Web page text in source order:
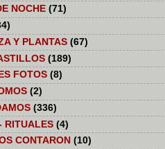
NOCHE (71)
Y PLANTAS (67)
(189)
FOTOS (8)
(2)
(336)
RITUALES (4)
CONTARON (10)